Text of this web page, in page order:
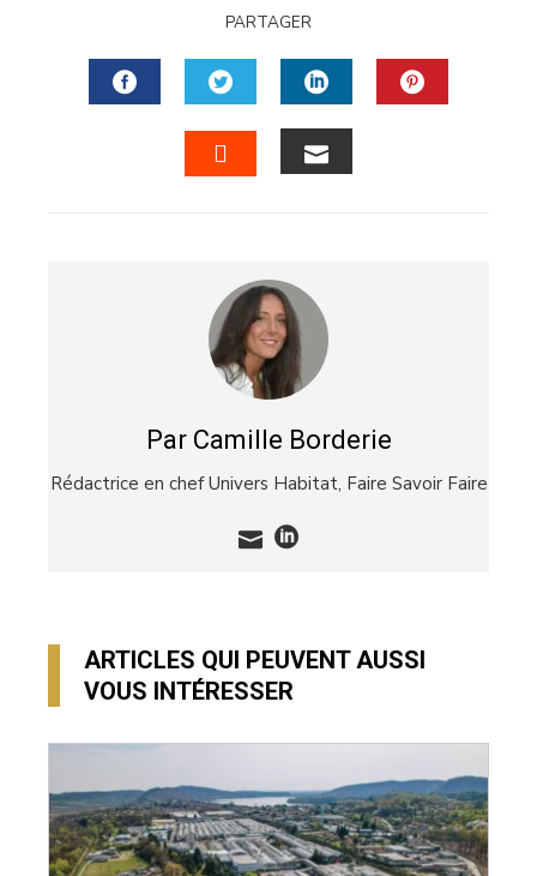
PARTAGER
FACEBOOKTWITTERLINKEDIN
Par Camille Borderie
Rédactrice en chef Univers Habitat, Faire Savoir Faire
ARTICLES QUI PEUVENT AUSSI
VOUS INTÉRESSER